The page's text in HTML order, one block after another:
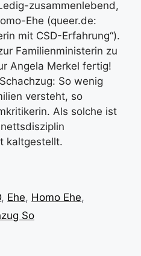
zusammenlebend,
Ehe (queer.de:
mit CSD-Erfahrung“).
Familienministerin zu
Angela Merkel fertig!
So wenig
versteht, so
Als solche ist
kaltgestellt.
, Ehe, Homo Ehe,
So